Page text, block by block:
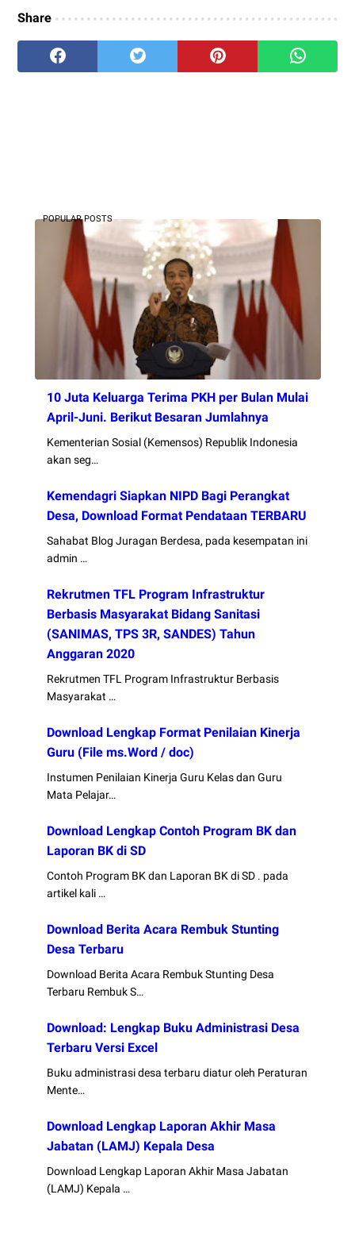
Share
POPULAR POSTS
10 Juta Keluarga Terima PKH per Bulan Mulai
April-Juni. Berikut Besaran Jumlahnya
Kementerian Sosial (Kemensos) Republik Indonesia
akan seg…
Kemendagri Siapkan NIPD Bagi Perangkat
Desa, Download Format Pendataan TERBARU
Sahabat Blog Juragan Berdesa, pada kesempatan ini
admin …
Rekrutmen TFL Program Infrastruktur
Berbasis Masyarakat Bidang Sanitasi
(SANIMAS, TPS 3R, SANDES) Tahun
Anggaran 2020
Rekrutmen TFL Program Infrastruktur Berbasis
Masyarakat …
Download Lengkap Format Penilaian Kinerja
Guru (File ms.Word / doc)
Instumen Penilaian Kinerja Guru Kelas dan Guru
Mata Pelajar…
Download Lengkap Contoh Program BK dan
Laporan BK di SD
Contoh Program BK dan Laporan BK di SD . pada
artikel kali …
Download Berita Acara Rembuk Stunting
Desa Terbaru
Download Berita Acara Rembuk Stunting Desa
Terbaru Rembuk S…
Download: Lengkap Buku Administrasi Desa
Terbaru Versi Excel
Buku administrasi desa terbaru diatur oleh Peraturan
Mente…
Download Lengkap Laporan Akhir Masa
Jabatan (LAMJ) Kepala Desa
Download Lengkap Laporan Akhir Masa Jabatan
(LAMJ) Kepala …